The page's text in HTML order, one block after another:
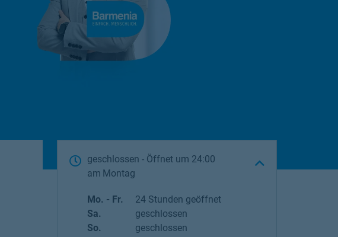
geschlossen - Öffnet um 24:00
Montag
Wochentag Öffnungszeiten
Mo. - Fr.
24 Stunden geöffnet
Sa.
geschlossen
So.
geschlossen